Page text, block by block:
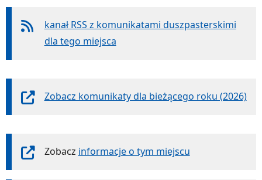
kanał RSS z komunikatami duszpasterskimi
dla tego miejsca
Zobacz komunikaty dla bieżącego roku (2026)
Zobacz informacje o tym miejscu